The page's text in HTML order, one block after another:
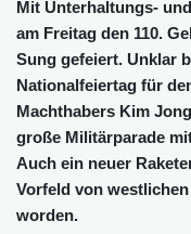
Mit Unterhaltungs-
am Freitag den 110.
Sung gefeiert. Unklar
Nationalfeiertag für
Machthabers Kim
große Militärparade
Auch ein neuer
Vorfeld von
worden.